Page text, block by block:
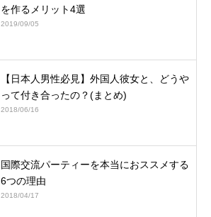
を作るメリット4選
2019/09/05
【日本人男性必見】外国人彼女と、どうや
って付き合ったの？(まとめ)
2018/06/16
国際交流パーティーを本当におススメする
6つの理由
2018/04/17